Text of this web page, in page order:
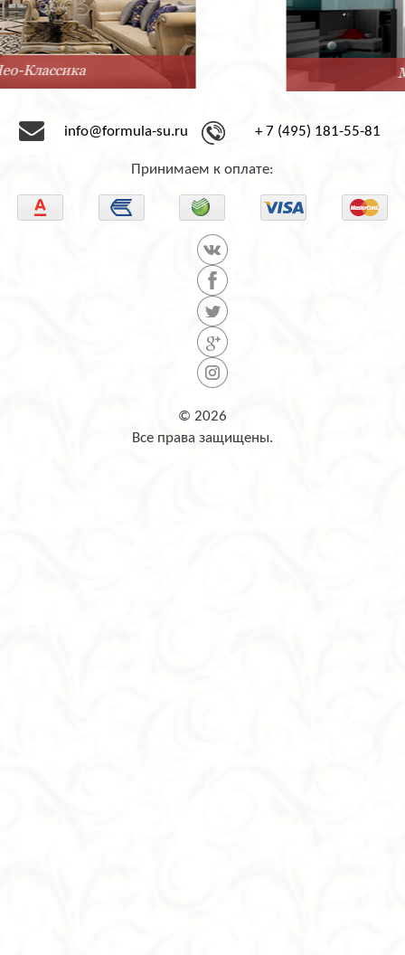
Минимализм
info@formula-su.ru + 7 (495) 181-55-81
Принимаем к оплате:
© 2026
Все права защищены.